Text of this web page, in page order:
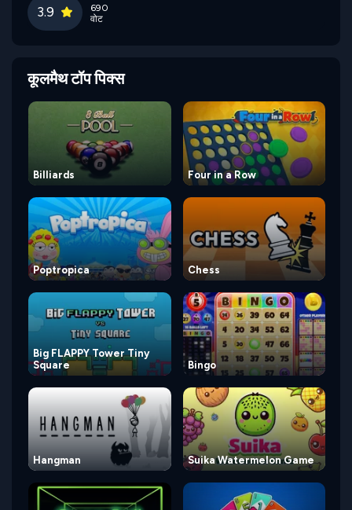
3.9
690
वोट
कूलमैथ टॉप पिक्स
Billiards Four in a Row
Poptropica Chess
Big FLAPPY Tower Tiny
Square
Bingo
Hangman Suika Watermelon Game